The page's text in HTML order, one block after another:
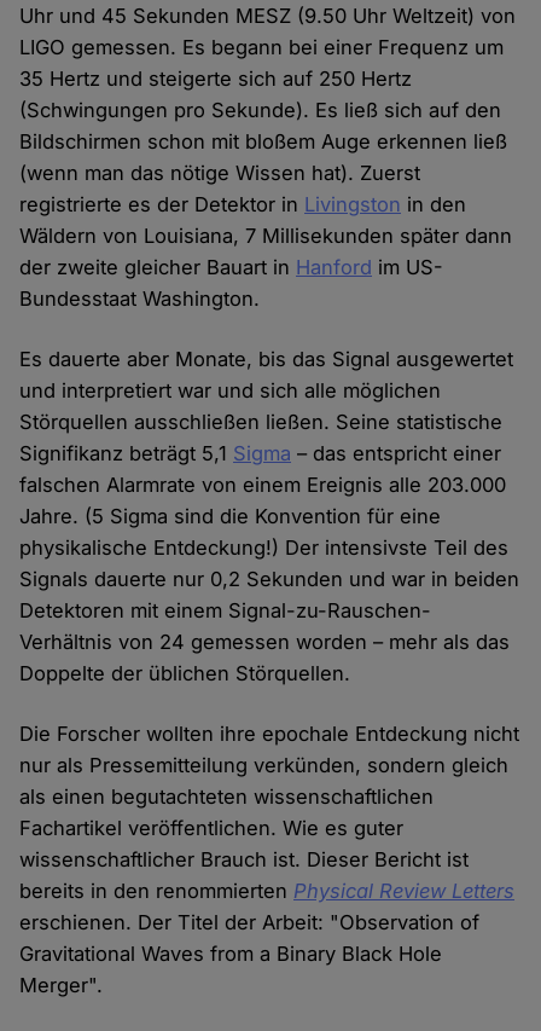
Uhr und 45 Sekunden MESZ (9.50 Uhr Weltzeit) von
LIGO gemessen. Es begann bei einer Frequenz um
35 Hertz und steigerte sich auf 250 Hertz
(Schwingungen pro Sekunde). Es ließ sich auf den
Bildschirmen schon mit bloßem Auge erkennen ließ
(wenn man das nötige Wissen hat). Zuerst
registrierte es der Detektor in Livingston in den
Wäldern von Louisiana, 7 Millisekunden später dann
der zweite gleicher Bauart in Hanford im US-
Bundesstaat Washington.
Es dauerte aber Monate, bis das Signal ausgewertet
und interpretiert war und sich alle möglichen
Störquellen ausschließen ließen. Seine statistische
Signifikanz beträgt 5,1 Sigma – das entspricht einer
falschen Alarmrate von einem Ereignis alle 203.000
Jahre. (5 Sigma sind die Konvention für eine
physikalische Entdeckung!) Der intensivste Teil des
Signals dauerte nur 0,2 Sekunden und war in beiden
Detektoren mit einem Signal-zu-Rauschen-
Verhältnis von 24 gemessen worden – mehr als das
Doppelte der üblichen Störquellen.
Die Forscher wollten ihre epochale Entdeckung nicht
nur als Pressemitteilung verkünden, sondern gleich
als einen begutachteten wissenschaftlichen
Fachartikel veröffentlichen. Wie es guter
wissenschaftlicher Brauch ist. Dieser Bericht ist
bereits in den renommierten Physical Review Letters
erschienen. Der Titel der Arbeit: "Observation of
Gravitational Waves from a Binary Black Hole
Merger".